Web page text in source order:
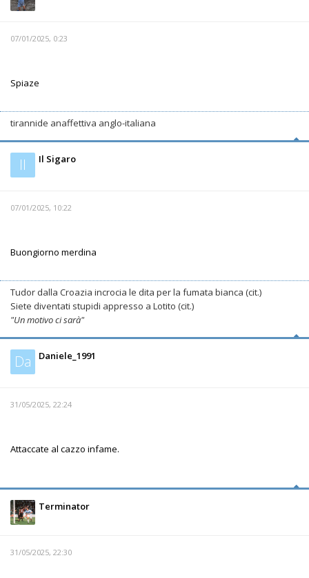
07/01/2025, 0:23
Spiaze
tirannide anaffettiva anglo-italiana
Il Il Sigaro
07/01/2025, 10:22
Buongiorno merdina
Tudor dalla Croazia incrocia le dita per la fumata bianca (cit.)
Siete diventati stupidi appresso a Lotito (cit.)
"Un motivo ci sarà"
Da Daniele_1991
31/05/2025, 22:24
Attaccate al cazzo infame.
Terminator
31/05/2025, 22:30